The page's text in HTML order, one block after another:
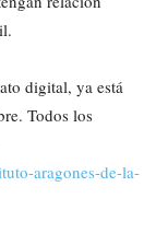
digital, ya está
Todos los
aragones-de-la-